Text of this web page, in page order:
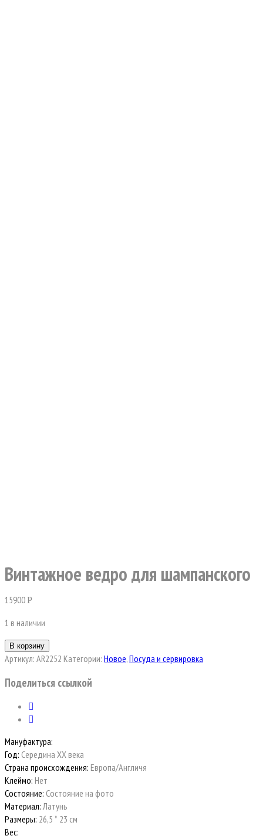
Винтажное ведро для шампанского
15900Р
1 в наличии
В корзину
Артикул: AR2252 Категории: Новое,Посуда и сервировка
Поделиться ссылкой
Мануфактура:
Год: Середина XX века
Страна происхождения: Европа/Англичя
Клеймо: Нет
Состояние: Состояние на фото
Материал: Латунь
Размеры: 26,5 * 23 см
Вес: